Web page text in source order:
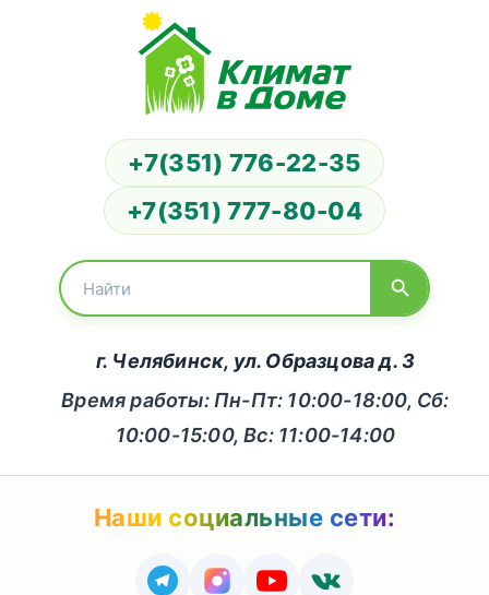
+7(351) 776-22-35
+7(351) 777-80-04
г. Челябинск, ул. Образцова д. 3
Время работы: Пн-Пт: 10:00-18:00, Сб:
10:00-15:00, Вс: 11:00-14:00
Наши социальные сети: